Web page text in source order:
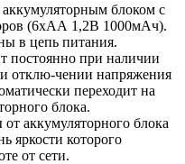
блоком с
(6хАА 1,2В 1000мАч).
в цепь питания.
постоянно при наличии
отклю-чении напряжения
переходит на
блока.
аккумуляторного блока
яркости которого
от сети.